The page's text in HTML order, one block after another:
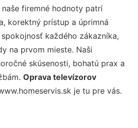
firemné hodnoty patrí
korektný prístup a úprimná
každého zákazníka,
na prvom mieste. Naši
skúsenosti, bohatú prax a
Oprava televízorov
je tu pre vás.